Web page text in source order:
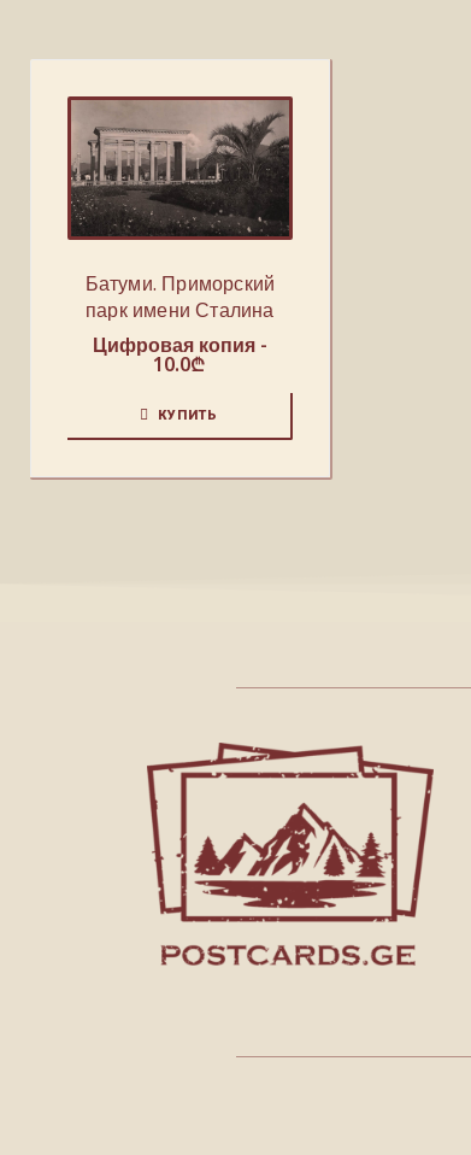
Батуми. Приморский
парк имени Сталина
Цифровая копия -
10.0₾
КУПИТЬ